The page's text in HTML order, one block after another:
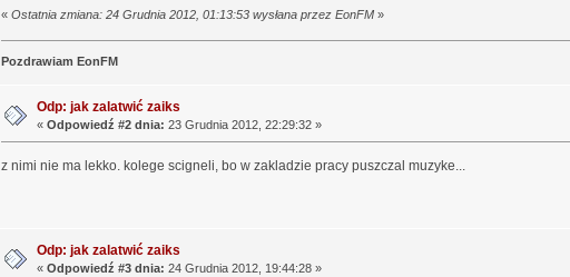
« Ostatnia zmiana: 24 Grudnia 2012, 01:13:53 wysłana przez EonFM»
Pozdrawiam EonFM
Odp: jak zalatwić zaiks
« Odpowiedź #2 dnia: 23 Grudnia 2012, 22:29:32 »
z nimi nie ma lekko. kolege scigneli, bo w zakladzie pracy puszczal muzyke...
Odp: jak zalatwić zaiks
« Odpowiedź #3 dnia: 24 Grudnia 2012, 19:44:28 »